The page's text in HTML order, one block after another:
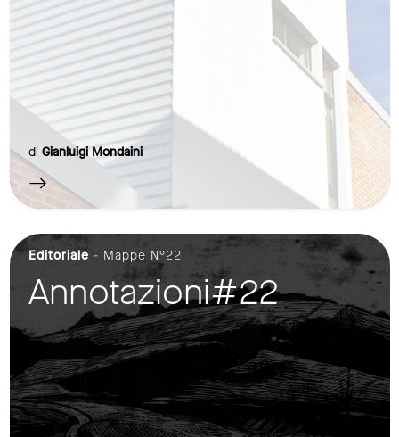
di Gianluigi Mondaini
Editoriale - Mappe N°22
Annotazioni#22